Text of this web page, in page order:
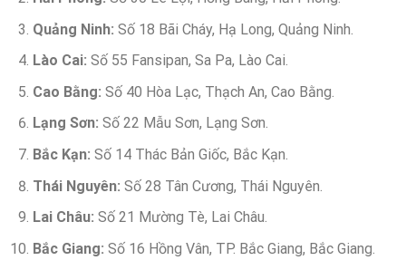
Quảng Ninh: Số 18 Bãi Cháy, Hạ Long, Quảng Ninh.
Lào Cai: Số 55 Fansipan, Sa Pa, Lào Cai.
Cao Bằng: Số 40 Hòa Lạc, Thạch An, Cao Bằng.
Lạng Sơn: Số 22 Mẫu Sơn, Lạng Sơn.
Bắc Kạn: Số 14 Thác Bản Giốc, Bắc Kạn.
Thái Nguyên: Số 28 Tân Cương, Thái Nguyên.
Lai Châu: Số 21 Mường Tè, Lai Châu.
Bắc Giang: Số 16 Hồng Vân, TP. Bắc Giang, Bắc Giang.